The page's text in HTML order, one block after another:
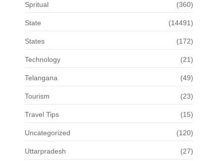
Spritual (360)
State (14491)
States (172)
Technology (21)
Telangana (49)
Tourism (23)
Travel Tips (15)
Uncategorized (120)
Uttarpradesh (27)